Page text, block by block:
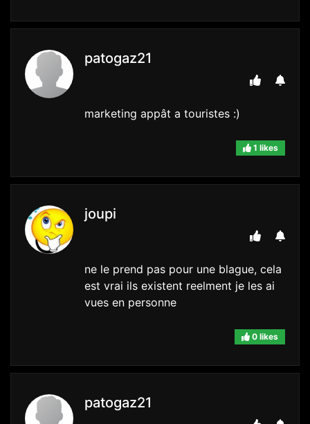
patogaz21
marketing appât a touristes :)
1 likes
joupi
ne le prend pas pour une blague, cela
est vrai ils existent reelment je les ai
vues en personne
0 likes
patogaz21